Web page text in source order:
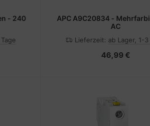
- 240
APC A9C20834 -
AC
Lieferzeit: ab Lager, 1-3
46,99 €